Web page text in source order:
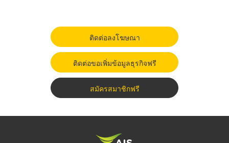
ติดต่อลงโฆษณา
ติดต่อขอเพิ่มข้อมูลธุรกิจฟรี
สมัครสมาชิกฟรี